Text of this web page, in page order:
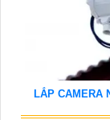
LẮP CAMERA